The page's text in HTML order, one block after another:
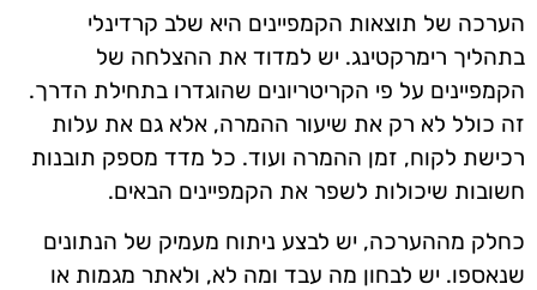
הערכה של תוצאות הקמפיינים היא שלב קרדינלי
בתהליך רימרקטינג. יש למדוד את ההצלחה של
הקמפיינים על פי הקריטריונים שהוגדרו בתחילת הדרך.
זה כולל לא רק את שיעור ההמרה, אלא גם את עלות
רכישת לקוח, זמן ההמרה ועוד. כל מדד מספק תובנות
חשובות שיכולות לשפר את הקמפיינים הבאים.
כחלק מההערכה, יש לבצע ניתוח מעמיק של הנתונים
שנאספו. יש לבחון מה עבד ומה לא, ולאתר מגמות או